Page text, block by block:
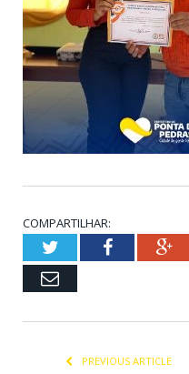
COMPARTILHAR:
TwitterFacebook
Email
PREVIOUS ARTICLE